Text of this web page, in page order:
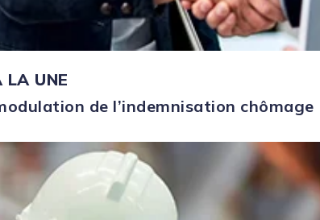
LA UNE
de l’indemnisation chômage